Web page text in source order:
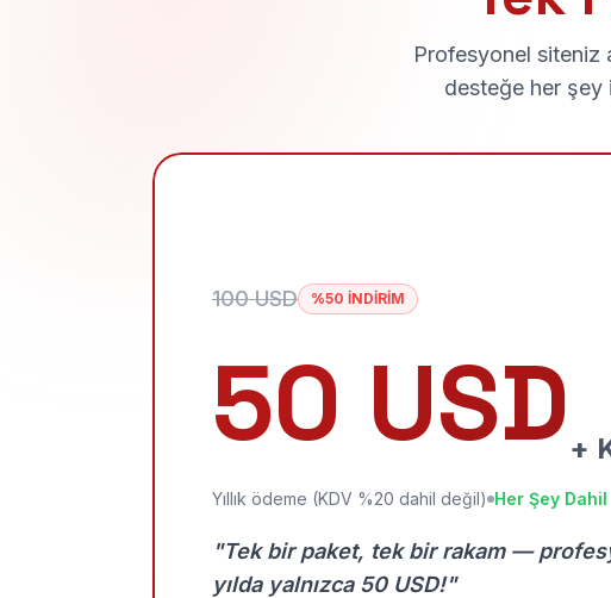
Profesyonel siteniz
desteğe her şey
100 USD %50 İNDİRİM
50 USD +
Yıllık ödeme (KDV %20 dahil değil) Her Şey Dahil
"Tek bir paket, tek bir rakam —
yılda yalnızca 50 USD!"